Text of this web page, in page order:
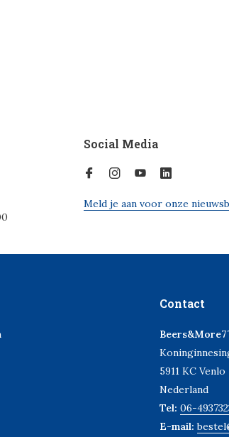
Social Media
Meld je aan voor onze
Contact
5911 KC Venlo
Nederland
Tel: 06-
E-mail: